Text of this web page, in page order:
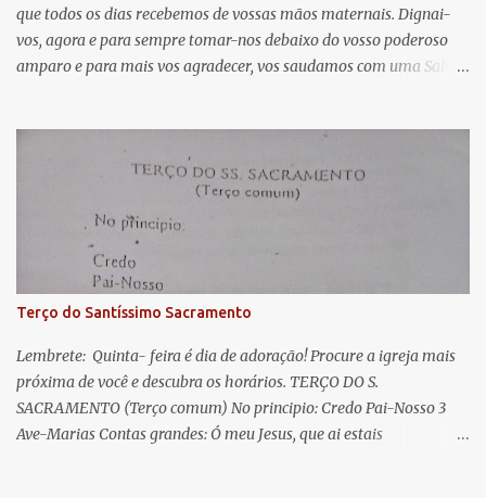
r
i
o
que todos os dias recebemos de vossas mãos maternais. Dignai-
vos, agora e para sempre tomar-nos debaixo do vosso poderoso
amparo e para mais vos agradecer, vos saudamos com uma Salve
lágrimas. Eia, pois, Advogada nossa, estes vossos olhos
misericordiosos a nós volvei, e depois deste desterro, mostrai-nos
Jesus. Bendito é o fruto do vosso ventre, ó clemente, ó piedosa, ó
doce e sempre Virgem Maria. Rogai por nós Santa Mãe de Deus.
Para que sejamos dignos das promessas de Cristo. Amém.
Terço do Santíssimo Sacramento
Lembrete: Quinta- feira é dia de adoração! Procure a igreja mais
próxima de você e descubra os horários. TERÇO DO S.
SACRAMENTO (Terço comum) No principio: Credo Pai-Nosso 3
Ave-Marias Contas grandes: Ó meu Jesus, que ai estais